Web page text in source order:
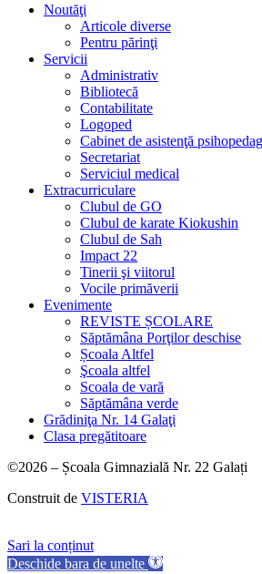
Noutăţi
Articole diverse
Pentru părinţi
Servicii
Administrativ
Bibliotecă
Contabilitate
Logoped
Cabinet de asistenţă
Secretariat
Serviciul medical
Extracurriculare
Clubul de GO
Clubul de karate Kiokushin
Clubul de Sah
Impact 22
Tinerii şi viitorul
Vocile primăverii
Evenimente
REVISTE ȘCOLARE
Săptămâna Porţilor deschise
Școala Altfel
Şcoala altfel
Scoala de vară
Săptămâna verde
Grădiniţa Nr. 14 Galaţi
Clasa pregătitoare
©2026 – Școala Gimnazială Nr. 22 Galați
Construit de VISTERIA
Sari la conținut
Deschide bara de unelte